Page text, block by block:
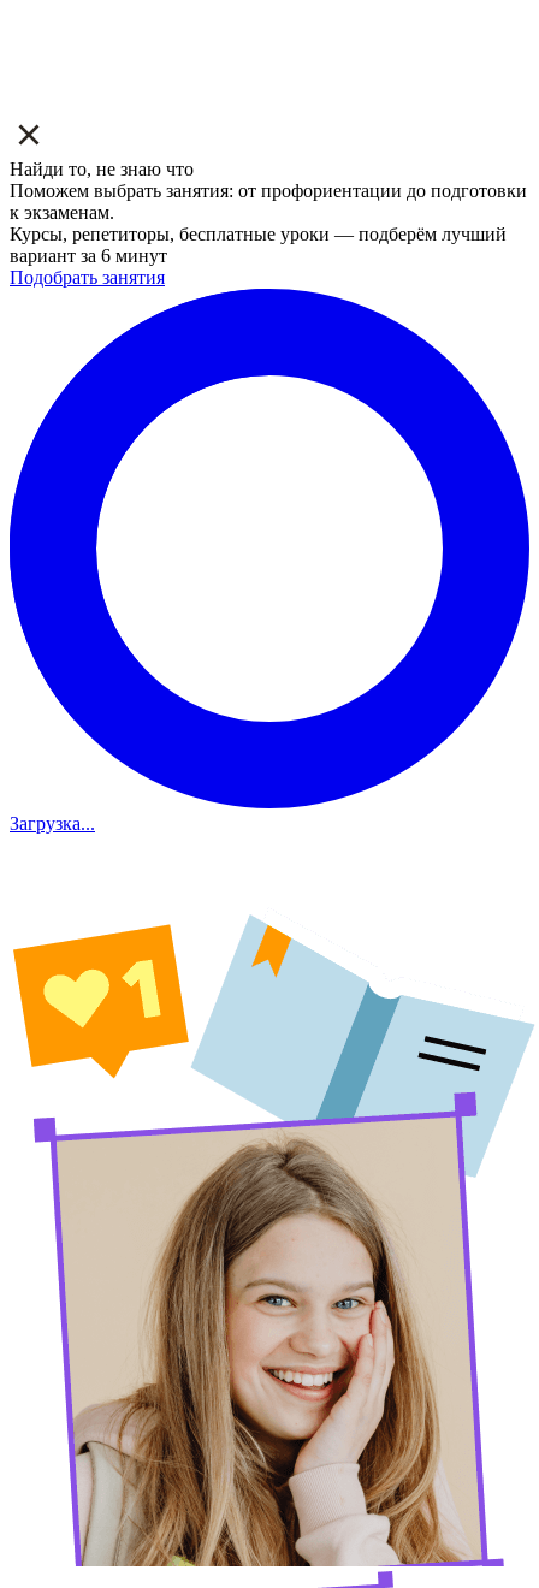
Найди то, не знаю что
Поможем выбрать занятия: от профориентации до подготовки
к экзаменам.
Курсы, репетиторы, бесплатные уроки — подберём лучший
вариант за 6 минут
Подобрать занятия
Загрузка...